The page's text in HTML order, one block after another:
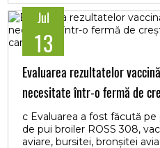
metabolice asociate. Acidul
una dintre principalele
managementul
efectelor sale coleretice și
Totodată, suplimentarea cu
instituirea unui
contribuie la susținerea
stabilizarea profilului lipidic.
rămân esențiale pentru
modificărilor hepatobiliare
severe asociate
Jul
13
Evaluarea rezultatelor
necesitate într-o fermă de
de carne
c Evaluarea a fost făcută
de pui broiler ROSS 308,
aviare, bursitei, bronșitei